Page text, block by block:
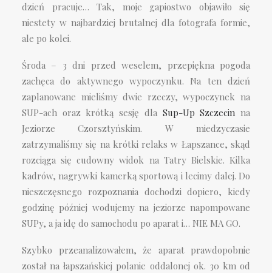
dzień pracuje… Tak, moje gapiostwo objawiło się
niestety w najbardziej brutalnej dla fotografa formie,
ale po kolei.
Środa – 3 dni przed weselem, przepiękna pogoda
zachęca do aktywnego wypoczynku. Na ten dzień
zaplanowane mieliśmy dwie rzeczy, wypoczynek na
SUP-ach oraz krótką sesję dla Sup-Up Szczecin na
Jeziorze Czorsztyńskim. W miedzyczasie
zatrzymaliśmy się na krótki relaks w Łapszance, skąd
rozciąga się cudowny widok na Tatry Bielskie. Kilka
kadrów, nagrywki kamerką sportową i lecimy dalej. Do
nieszczęsnego rozpoznania dochodzi dopiero, kiedy
godzinę później wodujemy na jeziorze napompowane
SUPy, a ja idę do samochodu po aparat i… NIE MA GO.
Szybko przeanalizowałem, że aparat prawdopobnie
został na łapszańskiej polanie oddalonej ok. 30 km od